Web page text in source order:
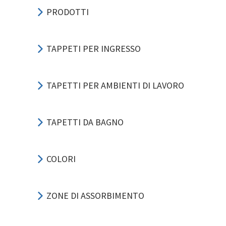
PRODOTTI
TAPPETI PER INGRESSO
TAPETTI PER AMBIENTI DI LAVORO
TAPETTI DA BAGNO
COLORI
ZONE DI ASSORBIMENTO